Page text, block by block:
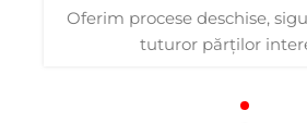
Oferim procese deschise,
tuturor părților